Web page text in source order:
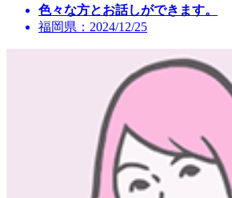
色々な方とお話しができます。
福岡県：2024/12/25